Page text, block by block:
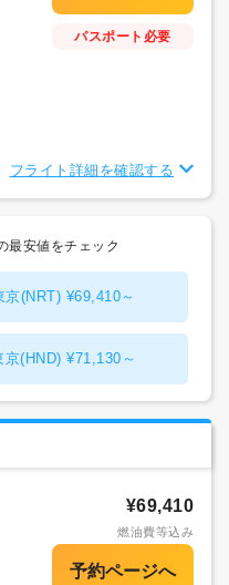
パスポート必要
フライト詳細を確認する
最安値をチェック
(NRT) ¥69,410～
(HND) ¥71,130～
¥69,410
燃油費等込み